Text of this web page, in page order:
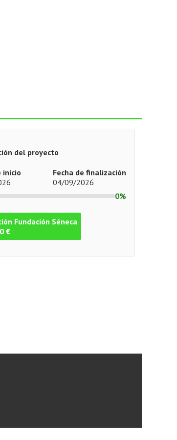
del proyecto
inicio
Fecha de finalización
04/09/2026
0%
Fundación Séneca
€